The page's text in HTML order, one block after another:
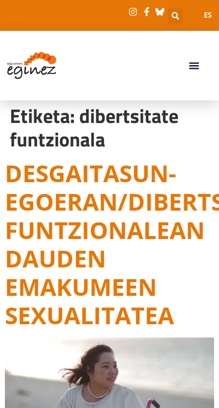
ES
Etiketa:dibertsitate
funtzionala
DESGAITASUN-
EGOERAN/
FUNTZIONALEAN
DAUDEN
EMAKUMEEN
SEXUALITATEA